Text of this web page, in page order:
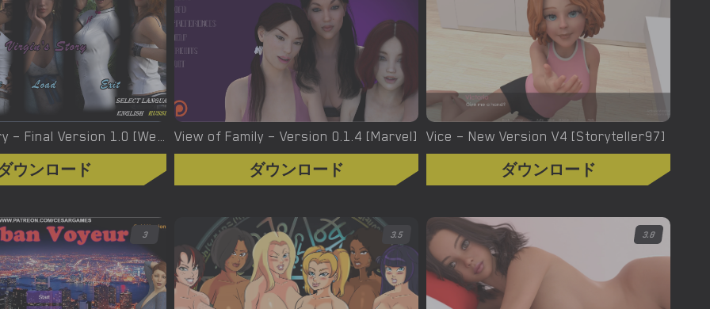
Virgin’s Story – Final Version 1.0 [Wet Pantsu Games]
ウンロード
View of Family – Version 0.1.4 [Marvel]
ダウンロード
Vice – New Version V4 [Storyteller97]
ダウンロード
3 3.5 3.8